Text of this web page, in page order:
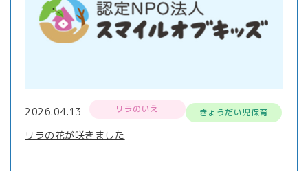
2026.04.13 リラのいえ きょうだい児保育
リラの花が咲きました